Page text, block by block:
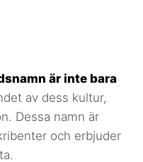
är inte bara
av dess kultur,
Dessa namn är
och erbjuder